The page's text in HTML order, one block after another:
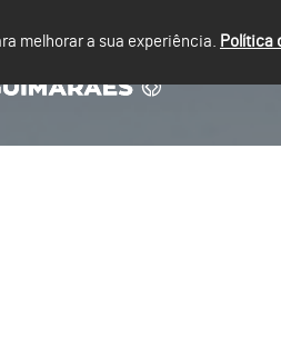
melhorar a sua experiência. Política